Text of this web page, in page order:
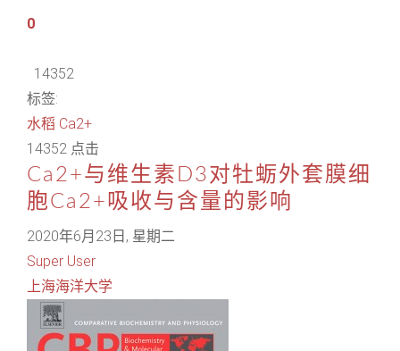
0
14352
标签:
水稻 Ca2+
14352 点击
Ca2+与维生素D3对牡蛎外套膜细
胞Ca2+吸收与含量的影响
2020年6月23日, 星期二
Super User
上海海洋大学